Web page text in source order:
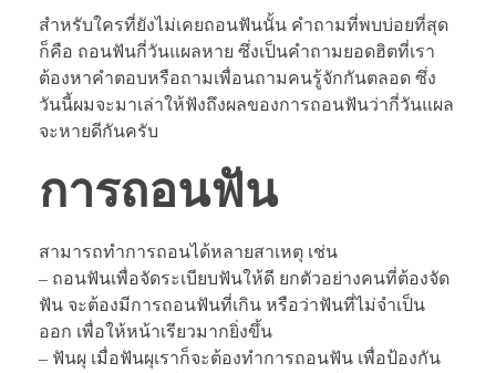
สำหรับใครที่ยังไม่เคยถอนฟันนั้น คำถามที่พบบ่อยที่สุด
ก็คือ ถอนฟันกี่วันแผลหาย ซึ่งเป็นคำถามยอดฮิตที่เรา
ต้องหาคำตอบหรือถามเพื่อนถามคนรู้จักกันตลอด ซึ่ง
วันนี้ผมจะมาเล่าให้ฟังถึงผลของการถอนฟันว่ากี่วันแผล
จะหายดีกันครับ
การถอนฟัน
สามารถทำการถอนได้หลายสาเหตุ เช่น
– ถอนฟันเพื่อจัดระเบียบฟันให้ดี ยกตัวอย่างคนที่ต้องจัด
ฟัน จะต้องมีการถอนฟันที่เกิน หรือว่าฟันที่ไม่จำเป็น
ออก เพื่อให้หน้าเรียวมากยิ่งขึ้น
– ฟันผุ เมื่อฟันผุเราก็จะต้องทำการถอนฟัน เพื่อป้องกัน